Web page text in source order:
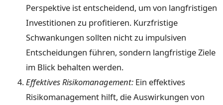
Perspektive ist entscheidend, um von langfristigen
Investitionen zu profitieren. Kurzfristige
Schwankungen sollten nicht zu impulsiven
Entscheidungen führen, sondern langfristige Ziele
im Blick behalten werden.
Effektives Risikomanagement: Ein effektives
Risikomanagement hilft, die Auswirkungen von